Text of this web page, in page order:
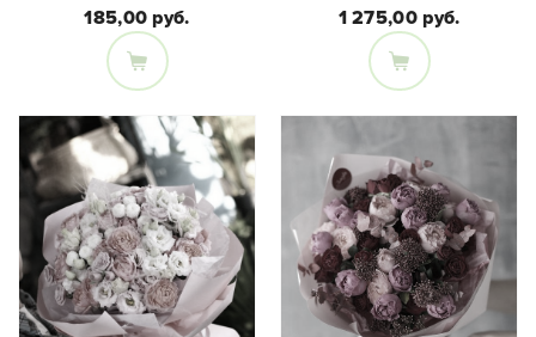
Состав букета:
Шляпная коробка с
пионами, кустовой
пионовидной розой,
гвоздикой,
леукоспермумом
185,00 руб.
Состав букета:
1 275,00 руб.